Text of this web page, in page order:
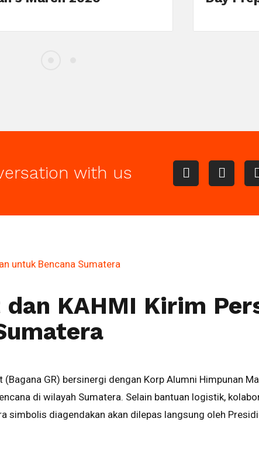
with us
dan KAHMI Kirim
GR) bersinergi dengan Korp Alumni Himpunan
di wilayah Sumatera. Selain bantuan logistik,
simbolis diagendakan akan dilepas langsung oleh